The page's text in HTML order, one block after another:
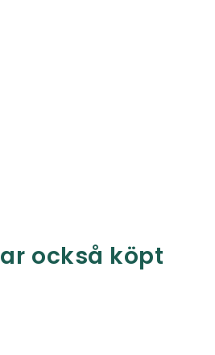
också köpt